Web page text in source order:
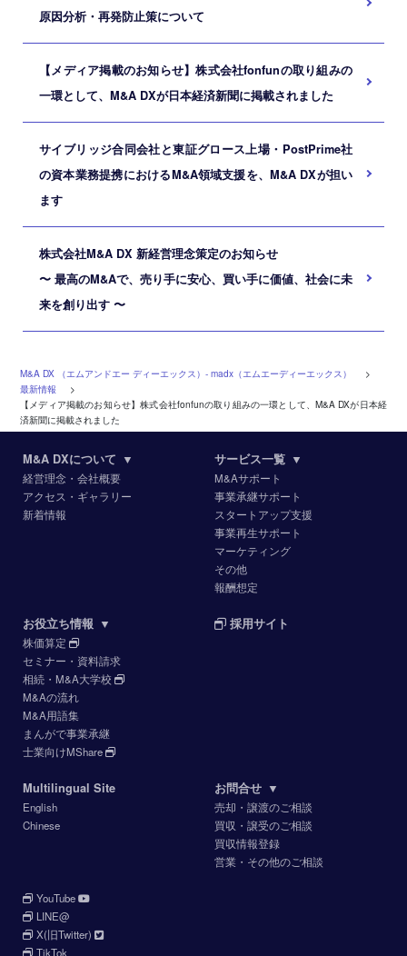
原因分析・再発防⽌策について
【メディア掲載のお知らせ】株式会社fonfunの取り組みの
一環として、M&A DXが日本経済新聞に掲載されました
サイブリッジ合同会社と東証グロース上場・PostPrime社
の資本業務提携におけるM&A領域支援を、M&A DXが担い
ます
株式会社M&A DX 新経営理念策定のお知らせ
〜 最高のM&Aで、売り手に安心、買い手に価値、社会に未
来を創り出す 〜
M&A DX （エムアンドエー ディーエックス）‐ madx（エムエーディーエックス）
>
最新情報 >
【メディア掲載のお知らせ】株式会社fonfunの取り組みの一環として、M&A DXが日本経
済新聞に掲載されました
M&A DXについて ▼
経営理念・会社概要
アクセス・ギャラリー
新着情報
サービス一覧 ▼
M&Aサポート
事業承継サポート
スタートアップ支援
事業再生サポート
マーケティング
その他
報酬想定
お役立ち情報 ▼
株価算定
セミナー・資料請求
相続・M&A大学校
M&Aの流れ
M&A用語集
まんがで事業承継
士業向けMShare
採用サイト
Multilingual Site
English
Chinese
お問合せ ▼
売却・譲渡のご相談
買収・譲受のご相談
買収情報登録
営業・その他のご相談
YouTube
LINE@
X(旧Twitter)
TikTok